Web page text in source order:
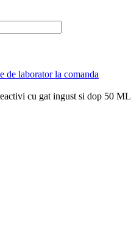
de laborator la comanda
cu gat ingust si dop 50 ML